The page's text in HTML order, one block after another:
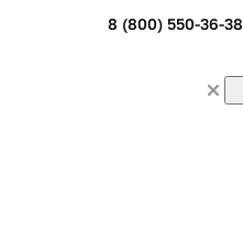
8 (800) 550-36-38